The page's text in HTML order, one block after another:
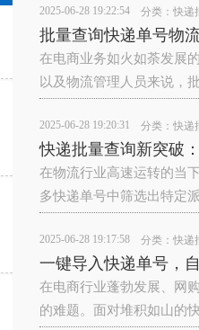
2025-06-28 19:22:54 分类： 快递
批量查询快递单号物
在电商业务如火如荼发展
以及物流管理人员来说，
2025-06-28 19:20:31 分类： 快递
快递批量查询新突破
在物流行业高速运转的当
多快递单号中筛选出特定
2025-06-28 19:17:58 分类： 快递
一键导入快递单号，
在电商行业蓬勃发展、网
的难题。面对堆积如山的